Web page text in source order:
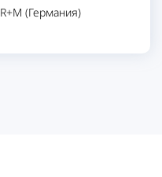
R+M (Германия)